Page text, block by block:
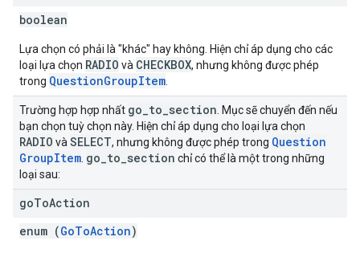
boolean
Lựa chọn có phải là "khác" hay không. Hiện chỉ áp dụng cho các
loại lựa chọn RADIO và CHECKBOX, nhưng không được phép
trong QuestionGroupItem
Trường hợp hợp nhất go to section . Mục sẽ chuyển đến nếu
bạn chọn tuỳ chọn này. Hiện chỉ áp dụng cho loại lựa chọn
RADIO và SELECT, nhưng không được phép trong Question
GroupItem go to section chỉ có thể là một trong những
loại sau:
goToAction
enum (GoToAction)